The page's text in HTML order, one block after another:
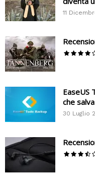
11
EaseUS
che
30 Luglio